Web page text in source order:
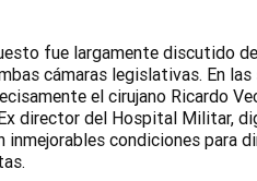
fue largamente discutido
cámaras legislativas. En las
el cirujano Ricardo
director del Hospital Militar,
condiciones para